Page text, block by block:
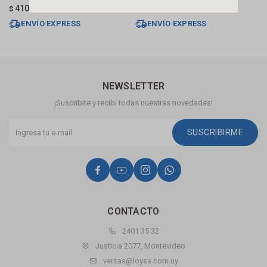
$ 410
ENVÍO EXPRESS ENVÍO EXPRESS
CONTACTO
2401 35 32
Justicia 2077, Montevideo
ventas@loysa.com.uy
NEWSLETTER
¡Suscribite y recibí todas nuestras novedades!
SUSCRIBIRME
   